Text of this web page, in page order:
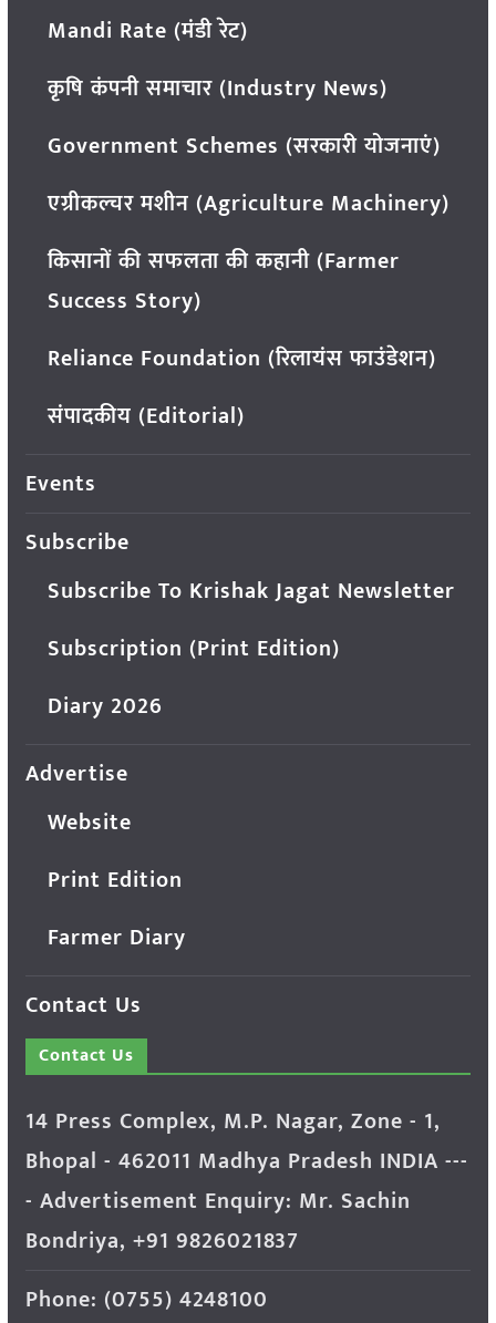
Mandi Rate (मंडी रेट)
कृषि कंपनी समाचार (Industry News)
Government Schemes (सरकारी योजनाएं)
एग्रीकल्चर मशीन (Agriculture Machinery)
किसानों की सफलता की कहानी (Farmer
Success Story)
Reliance Foundation (रिलायंस फाउंडेशन)
संपादकीय (Editorial)
Events
Subscribe
Subscribe To Krishak Jagat Newsletter
Subscription (Print Edition)
Diary 2026
Advertise
Website
Print Edition
Farmer Diary
Contact Us
Contact Us
14 Press Complex, M.P. Nagar, Zone - 1,
Bhopal - 462011 Madhya Pradesh INDIA ---
- Advertisement Enquiry: Mr. Sachin
Bondriya, +91 9826021837
Phone: (0755) 4248100